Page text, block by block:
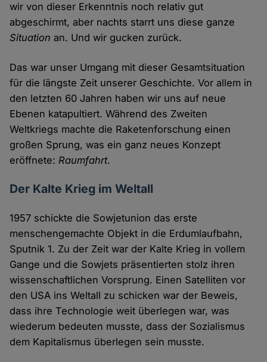
wir von dieser Erkenntnis noch relativ gut
abgeschirmt, aber nachts starrt uns diese ganze
Situationan. Und wir gucken zurück.
Das war unser Umgang mit dieser Gesamtsituation
für die längste Zeit unserer Geschichte. Vor allem in
den letzten 60 Jahren haben wir uns auf neue
Ebenen katapultiert. Während des Zweiten
Weltkriegs machte die Raketenforschung einen
großen Sprung, was ein ganz neues Konzept
eröffnete:Raumfahrt.
Der Kalte Krieg im Weltall
1957 schickte die Sowjetunion das erste
menschengemachte Objekt in die Erdumlaufbahn,
Sputnik 1. Zu der Zeit war der Kalte Krieg in vollem
Gange und die Sowjets präsentierten stolz ihren
wissenschaftlichen Vorsprung. Einen Satelliten vor
den USA ins Weltall zu schicken war der Beweis,
dass ihre Technologie weit überlegen war, was
wiederum bedeuten musste, dass der Sozialismus
dem Kapitalismus überlegen sein musste.